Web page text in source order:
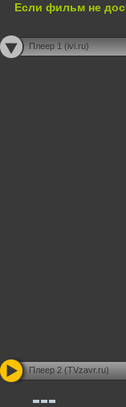
Если фильм не
Плеер 1 (ivi.ru)
Плеер 2 (TVzavr.ru)